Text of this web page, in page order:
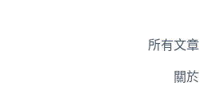
所有文章
關於